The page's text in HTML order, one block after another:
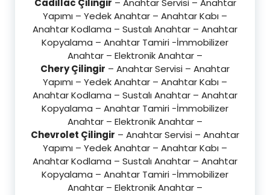
Cadillac Çilingir – Anahtar Servisi – Anahtar
Yapımı – Yedek Anahtar – Anahtar Kabı –
Anahtar Kodlama – Sustalı Anahtar – Anahtar
Kopyalama – Anahtar Tamiri -İmmobilizer
Anahtar – Elektronik Anahtar –
Chery Çilingir – Anahtar Servisi – Anahtar
Yapımı – Yedek Anahtar – Anahtar Kabı –
Anahtar Kodlama – Sustalı Anahtar – Anahtar
Kopyalama – Anahtar Tamiri -İmmobilizer
Anahtar – Elektronik Anahtar –
Chevrolet Çilingir – Anahtar Servisi – Anahtar
Yapımı – Yedek Anahtar – Anahtar Kabı –
Anahtar Kodlama – Sustalı Anahtar – Anahtar
Kopyalama – Anahtar Tamiri -İmmobilizer
Anahtar – Elektronik Anahtar –